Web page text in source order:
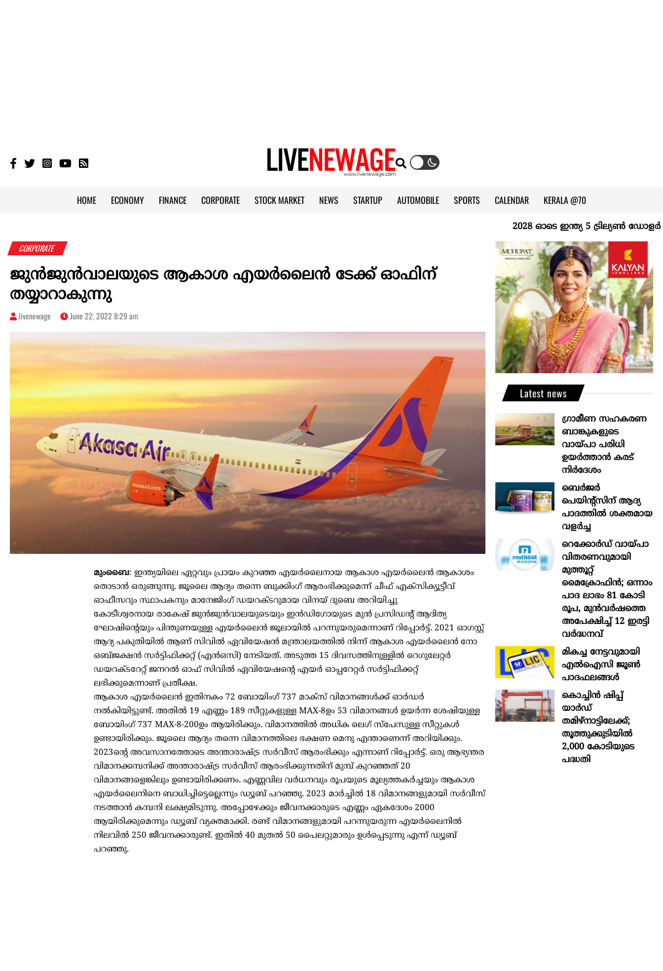
HOME ECONOMY FINANCE CORPORATE STOCK MARKET NEWS STARTUP AUTOMOBILE SPORTS CALENDAR KERALA @70
2028 ഓടെ ഇന്ത്യ 5 ട്രില്യണ്‍ ഡോളര്‍
CORPORATE
ജുൻജുൻവാലയുടെ ആകാശ എയർലൈൻ ടേക്ക് ഓഫിന്
തയ്യാറാകുന്നു
livenewage June 22, 2022 8:29 am
മുംബൈ: ഇന്ത്യയിലെ ഏറ്റവും പ്രായം കുറഞ്ഞ എയർലൈനായ ആകാശ എയർലൈൻ ആകാശം
തൊടാൻ ഒരുങ്ങുന്നു. ജൂലൈ ആദ്യം തന്നെ ബുക്കിംഗ് ആരംഭിക്കുമെന്ന് ചീഫ് എക്സിക്യൂട്ടീവ്
ഓഫീസറും സ്ഥാപകനും മാനേജിംഗ് ഡയറക്ടറുമായ വിനയ് ദുബെ അറിയിച്ചു
കോടീശ്വരനായ രാകേഷ് ജുൻജുൻവാലയുടെയും ഇൻഡിഗോയുടെ മുൻ പ്രസിഡന്റ് ആദിത്യ
ഘോഷിന്റെയും പിന്തുണയുള്ള എയർലൈൻ ജൂലായിൽ പറന്നുയരുമെന്നാണ് റിപ്പോർട്ട്. 2021 ഓഗസ്റ്റ്
ആദ്യ പകുതിയിൽ ആണ് സിവിൽ ഏവിയേഷൻ മന്ത്രാലയത്തിൽ നിന്ന് ആകാശ എയർലൈൻ നോ
ഒബ്ജക്ഷൻ സർട്ടിഫിക്കറ്റ് (എൻഒസി) നേടിയത്. അടുത്ത 15 ദിവസത്തിനുള്ളിൽ റെഗുലേറ്റർ
ഡയറക്ടറേറ്റ് ജനറൽ ഓഫ് സിവിൽ ഏവിയേഷന്റെ എയർ ഓപ്പറേറ്റർ സർട്ടിഫിക്കറ്റ്
ലഭിക്കുമെന്നാണ് പ്രതീക്ഷ.
ആകാശ എയർലൈൻ ഇതിനകം 72 ബോയിംഗ് 737 മാക്‌സ് വിമാനങ്ങൾക്ക് ഓർഡർ
നൽകിയിട്ടുണ്ട്. അതിൽ 19 എണ്ണം 189 സീറ്റുകളുള്ള MAX-8ഉം 53 വിമാനങ്ങൾ ഉയർന്ന ശേഷിയുള്ള
ബോയിംഗ് 737 MAX-8-200ഉം ആയിരിക്കും. വിമാനത്തിൽ അധിക ലെഗ് സ്പേസുള്ള സീറ്റുകൾ
ഉണ്ടായിരിക്കും. ജൂലൈ ആദ്യം തന്നെ വിമാനത്തിലെ ഭക്ഷണ മെനു എന്താണെന്ന് അറിയിക്കും.
2023ന്റെ അവസാനത്തോടെ അന്താരാഷ്ട്ര സർവീസ് ആരംഭിക്കും എന്നാണ് റിപ്പോർട്ട്. ഒരു ആഭ്യന്തര
വിമാനക്കമ്പനിക്ക് അന്താരാഷ്ട്ര സർവീസ് ആരംഭിക്കുന്നതിന് മുമ്പ് കുറഞ്ഞത് 20
വിമാനങ്ങളെങ്കിലും ഉണ്ടായിരിക്കണം. എണ്ണവില വർധനവും രൂപയുടെ മൂല്യത്തകർച്ചയും ആകാശ
എയർലൈനിനെ ബാധിച്ചിട്ടെല്ലെന്നും ഡ്യൂബ് പറഞ്ഞു. 2023 മാർച്ചിൽ 18 വിമാനങ്ങളുമായി സർവീസ്
നടത്താൻ കമ്പനി ലക്ഷ്യമിടുന്നു. അപ്പോഴേക്കും ജീവനക്കാരുടെ എണ്ണം ഏകദേശം 2000
ആയിരിക്കുമെന്നും ഡ്യൂബ് വ്യക്തമാക്കി. രണ്ട് വിമാനങ്ങളുമായി പറന്നുയരുന്ന എയർലൈനിൽ
നിലവിൽ 250 ജീവനക്കാരുണ്ട്. ഇതിൽ 40 മുതൽ 50 പൈലറ്റുമാരും ഉൾപ്പെടുന്നു എന്ന് ഡ്യൂബ്
പറഞ്ഞു.
Latest news
ഗ്രാമീണ സഹകരണ
ബാങ്കുകളുടെ
വായ്പാ പരിധി
ഉയർത്താൻ കരട്
നിർദേശം
ബെർജർ
പെയിന്റ്സിന് ആദ്യ
പാദത്തിൽ ശക്തമായ
വളർച്ച
റെക്കോർഡ് വായ്പാ
വിതരണവുമായി
മുത്തൂറ്റ്
മൈക്രോഫിൻ; ഒന്നാം
പാദ ലാഭം 81 കോടി
രൂപ, മുൻവർഷത്തെ
അപേക്ഷിച്ച് 12 ഇരട്ടി
വർദ്ധനവ്
മികച്ച നേട്ടവുമായി
എൽഐസി ജൂൺ
പാദഫലങ്ങൾ
കൊച്ചിന്‍ ഷിപ്പ്
യാർഡ്
തമിഴ്നാട്ടിലേക്ക്;
തൂത്തുക്കുടിയിൽ
2,000 കോടിയുടെ
പദ്ധതി